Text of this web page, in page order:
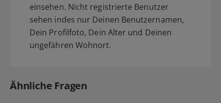
einsehen. Nicht registrierte Benutzer
sehen indes nur Deinen Benutzernamen,
Dein Profilfoto, Dein Alter und Deinen
ungefähren Wohnort.
Ähnliche Fragen